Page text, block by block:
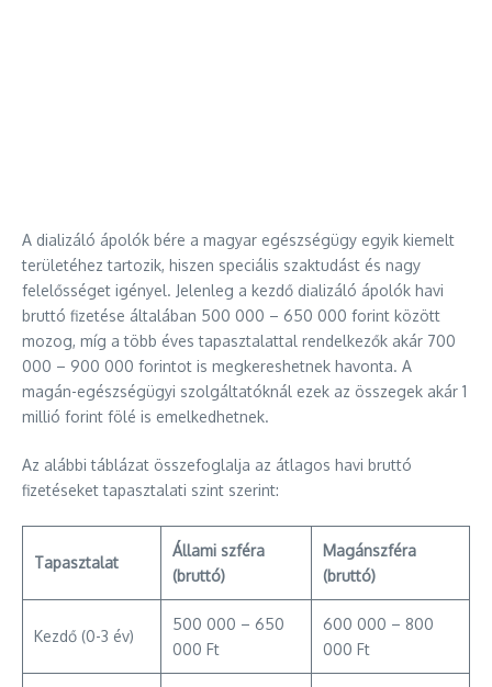
A dializáló ápolók bére a magyar egészségügy egyik kiemelt
területéhez tartozik, hiszen speciális szaktudást és nagy
felelősséget igényel. Jelenleg a kezdő dializáló ápolók havi
bruttó fizetése általában 500 000 – 650 000 forint között
mozog, míg a több éves tapasztalattal rendelkezők akár 700
000 – 900 000 forintot is megkereshetnek havonta. A
magán-egészségügyi szolgáltatóknál ezek az összegek akár 1
millió forint fölé is emelkedhetnek.
Az alábbi táblázat összefoglalja az átlagos havi bruttó
fizetéseket tapasztalati szint szerint:
Tapasztalat
Állami szféra
(bruttó)
Magánszféra
(bruttó)
Kezdő (0-3 év)
500 000 – 650
000 Ft
600 000 – 800
000 Ft